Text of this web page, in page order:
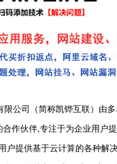
限公司（简称凯铧互联）由
作伙伴,专注于为企业用户
户提供基于云计算的各种